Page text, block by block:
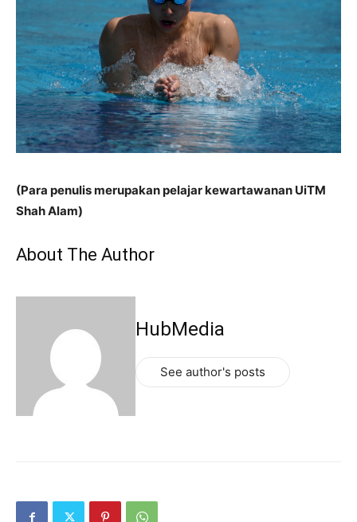
(Para penulis merupakan pelajar kewartawanan UiTM
Shah Alam)
About The Author
HubMedia
See author's posts